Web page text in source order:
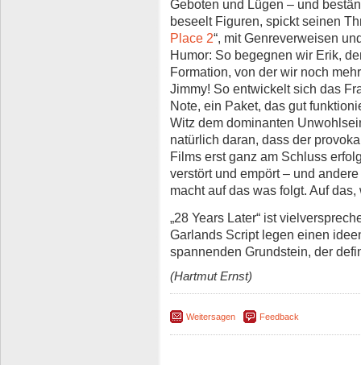
Geboten und Lügen – und
beseelt Figuren, spickt seinen
Place 2“, mit Genreverweisen
Humor: So begegnen wir Erik,
Formation, von der wir noch
Jimmy! So entwickelt sich das
Note, ein Paket, das gut
Witz dem dominanten
natürlich daran, dass der
Films erst ganz am Schluss
verstört und empört – und
macht auf das was folgt. Auf
„28 Years Later“ ist
Garlands Script legen einen
spannenden Grundstein, der
(Hartmut Ernst)
Weitersagen Feedback